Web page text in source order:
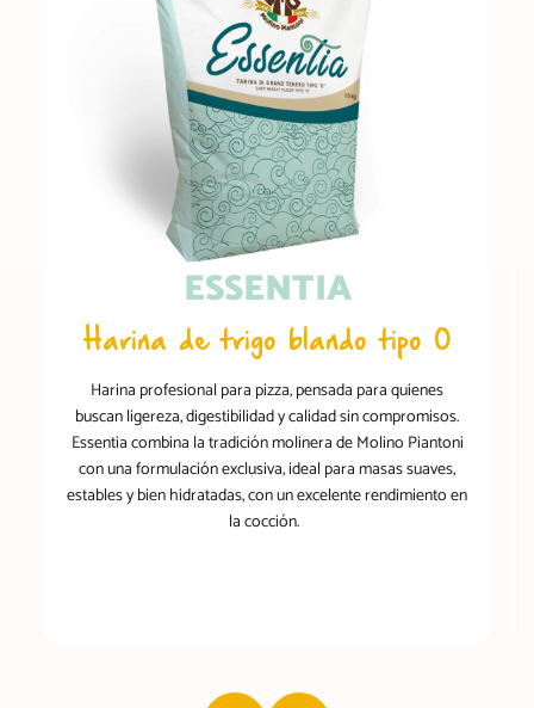
ESSENTIA
Harina de trigo blando tipo 0
Harina profesional para pizza, pensada para quienes
buscan ligereza, digestibilidad y calidad sin compromisos.
Essentia combina la tradición molinera de Molino Piantoni
con una formulación exclusiva, ideal para masas suaves,
estables y bien hidratadas, con un excelente rendimiento en
la cocción.